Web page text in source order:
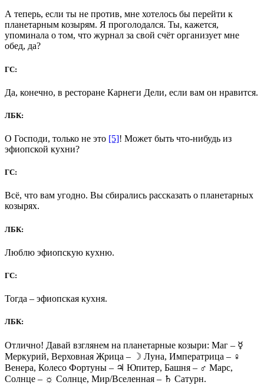
А теперь, если ты не против, мне хотелось бы перейти к
планетарным козырям. Я проголодался. Ты, кажется,
упоминала о том, что журнал за свой счёт организует мне
обед, да?
ГС:
Да, конечно, в ресторане Карнеги Дели, если вам он нравится.
ЛБК:
О Господи, только не это [5]! Может быть что-нибудь из
эфиопской кухни?
ГС:
Всё, что вам угодно. Вы сбирались рассказать о планетарных
козырях.
ЛБК:
Люблю эфиопскую кухню.
ГС:
Тогда – эфиопская кухня.
ЛБК:
Отлично! Давай взглянем на планетарные козыри: Маг – ☿
Меркурий, Верховная Жрица – ☽ Луна, Императрица – ♀
Венера, Колесо Фортуны – ♃ Юпитер, Башня – ♂ Марс,
Солнце – ☼ Солнце, Мир/Вселенная – ♄ Сатурн.